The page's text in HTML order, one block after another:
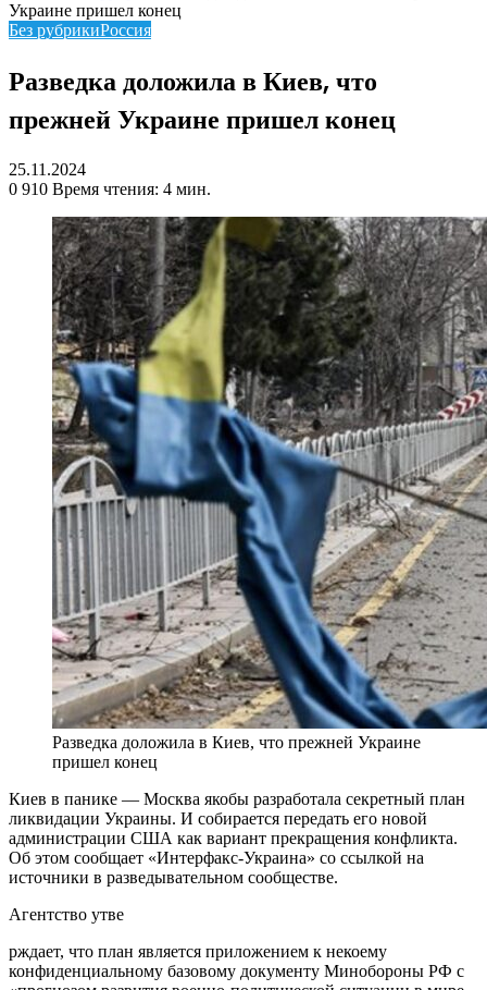
Украине пришел конец
Без рубрикиРоссия
Разведка доложила в Киев, что
прежней Украине пришел конец
25.11.2024
0 910 Время чтения: 4 мин.
Разведка доложила в Киев, что прежней Украине
пришел конец
Киев в панике — Москва якобы разработала секретный план
ликвидации Украины. И собирается передать его новой
администрации США как вариант прекращения конфликта.
Об этом сообщает «Интерфакс-Украина» со ссылкой на
источники в разведывательном сообществе.
Агентство утве
рждает, что план является приложением к некоему
конфиденциальному базовому документу Минобороны РФ с